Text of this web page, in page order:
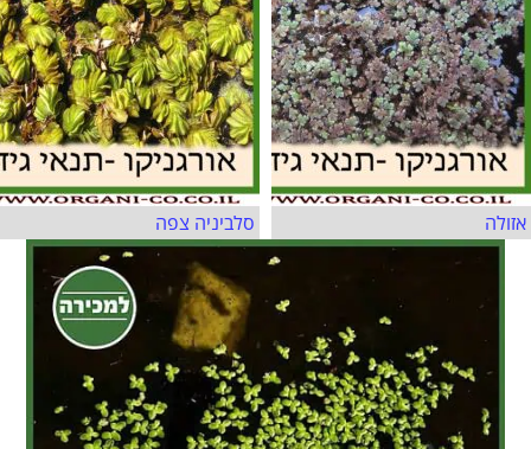
אזולה סלביניה צפה